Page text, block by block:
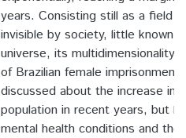
years. Consisting still as a field
invisible by society, little known
universe, its multidimensionality
of Brazilian female
discussed about the increase in
population in recent years, but
mental health conditions and the